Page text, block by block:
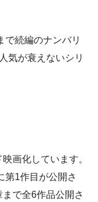
で続編のナンバリ
気が衰えないシリ
画化しています。
第1作目が公開さ
で全6作品公開さ